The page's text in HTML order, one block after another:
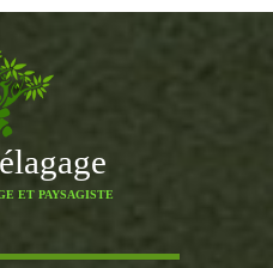
ET PAYSAGISTE